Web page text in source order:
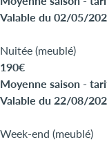
Valable du 02/05/
Nuitée (meublé)
190€
Moyenne saison -
Valable du 22/08/
Week-end (meublé)